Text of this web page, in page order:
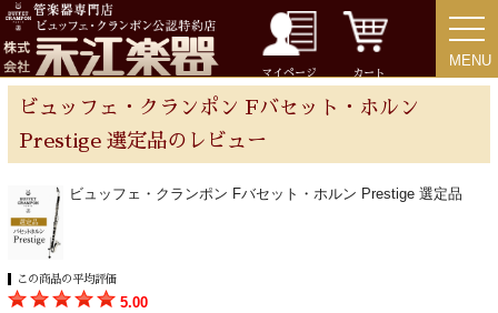
マイページ カート
MENU
MENU
ビュッフェ・クランポン Fバセット・ホルン
Prestige 選定品のレビュー
ビュッフェ・クランポン Fバセット・ホルン Prestige 選定品
この商品の平均評価
5.00
チューバ
アクセサリー
リード＆リードケース